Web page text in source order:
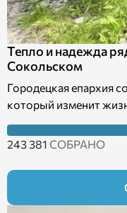
Тепло и надежда
Сокольском
Городецкая епархия
который изменит
243 381 СОБРАНО